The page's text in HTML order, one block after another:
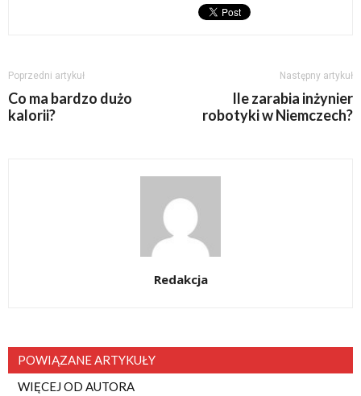
Poprzedni artykuł
Co ma bardzo dużo
kalorii?
Następny artykuł
Ile zarabia inżynier
robotyki w Niemczech?
Redakcja
POWIĄZANE ARTYKUŁY
WIĘCEJ OD AUTORA